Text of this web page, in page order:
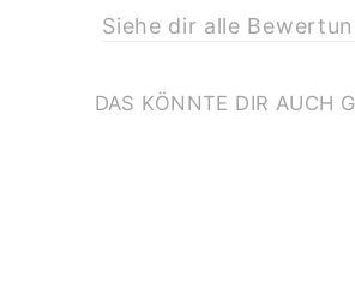
Siehe dir alle
DAS KÖNNTE DIR AUCH